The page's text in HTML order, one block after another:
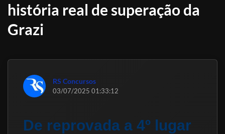
história real de superação da
Grazi
RS Concursos
03/07/2025 01:33:12
De reprovada a 4º lugar